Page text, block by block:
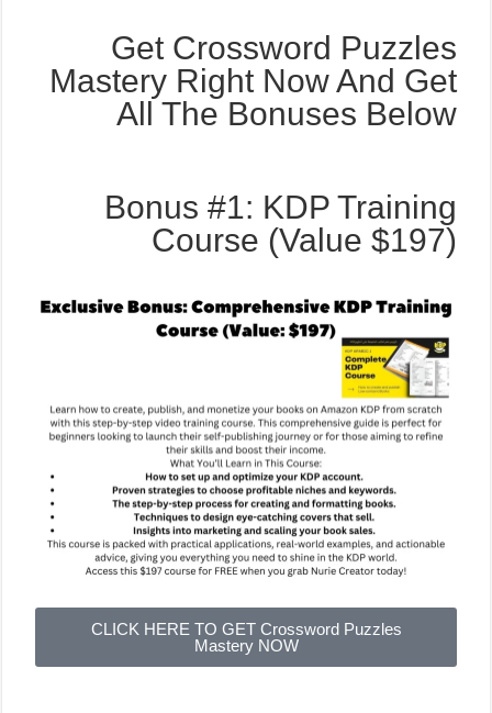
Get Crossword Puzzles
Mastery Right Now And Get
All The Bonuses Below
Bonus #1: KDP Training
Course (Value $197)
CLICK HERE TO GET Crossword Puzzles
Mastery NOW